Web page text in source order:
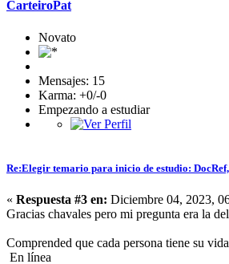
CarteiroPat
Novato
Mensajes: 15
Karma: +0/-0
Empezando a estudiar
Re:Elegir temario para inicio de estudio:
« Respuesta #3 en: Diciembre 04, 2023,
Gracias chavales pero mi pregunta era la
Comprended que cada persona tiene su
En línea